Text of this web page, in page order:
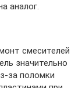
аналог.
смесителей
значительно
за поломки